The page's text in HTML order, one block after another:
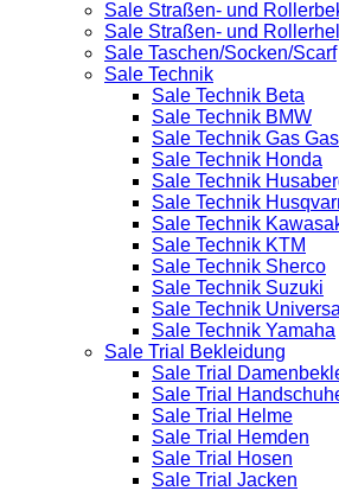
Sale Straßen- und
Sale Straßen- und
Sale Taschen/Socken/Scarf
Sale Technik
Sale Technik Beta
Sale Technik BMW
Sale Technik Gas Gas
Sale Technik Honda
Sale Technik
Sale Technik
Sale Technik
Sale Technik KTM
Sale Technik Sherco
Sale Technik Suzuki
Sale Technik Universal
Sale Technik Yamaha
Sale Trial Bekleidung
Sale Trial
Sale Trial
Sale Trial Helme
Sale Trial Hemden
Sale Trial Hosen
Sale Trial Jacken